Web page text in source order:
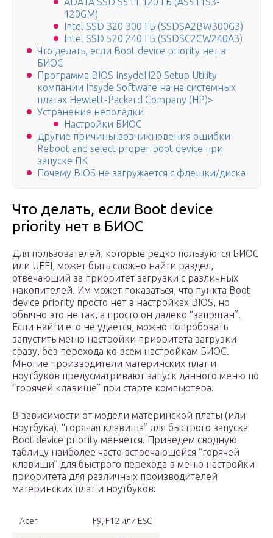
120GM)
Intel SSD 320 300 ГБ (SSDSA2BW300G3)
Intel SSD 520 240 ГБ (SSDSC2CW240A3)
Что делать, если Boot device priority нет в
БИОС
Программа BIOS InsydeH20 Setup Utility
компании Insyde Software на на системных
платах Hewlett-Packard Company (HP)>
Устранение неполадки
Настройки БИОС
Другие причины возникновения ошибки
Reboot and select proper boot device при
запуске ПК
Почему BIOS не загружается с флешки/диска
Что делать, если Boot device
priority нет в БИОС
Для пользователей, которые редко пользуются БИОС
или UEFI, может быть сложно найти раздел,
отвечающий за приоритет загрузки с различных
накопителей. Им может показаться, что пункта Boot
device priority просто нет в настройках BIOS, но
обычно это не так, а просто он далеко “запрятан”.
Если найти его не удается, можно попробовать
запустить меню настройки приоритета загрузки
сразу, без перехода ко всем настройкам БИОС.
Многие производители материнских плат и
ноутбуков предусматривают запуск данного меню по
“горячей клавише” при старте компьютера.
В зависимости от модели материнской платы (или
ноутбука), “горячая клавиша” для быстрого запуска
Boot device priority меняется. Приведем сводную
таблицу наиболее часто встречающейся “горячей
клавиши” для быстрого перехода в меню настройки
приоритета для различных производителей
материнских плат и ноутбуков:
Acer F9, F12 или ESC